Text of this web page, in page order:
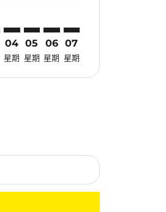
04
星期
05
星期
06
星期
07
星期